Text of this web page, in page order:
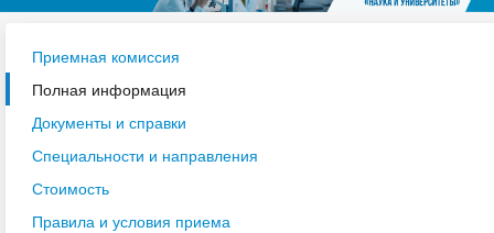
Приемная комиссия
Полная информация
Документы и справки
Специальности и направления
Стоимость
Правила и условия приема